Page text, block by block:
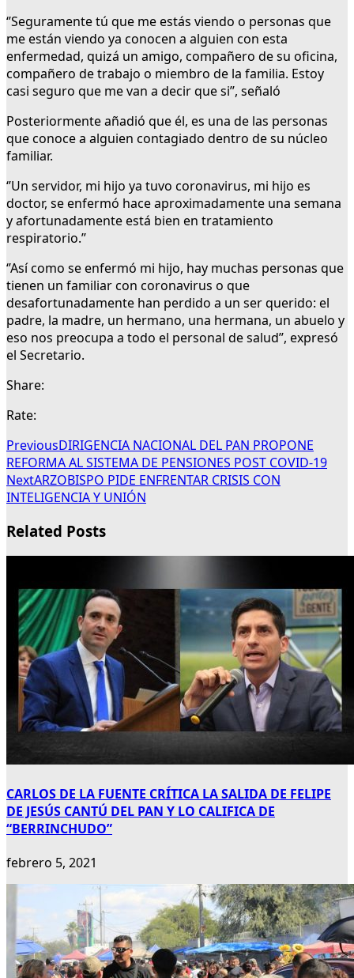
‘’Seguramente tú que me estás viendo o personas que
me están viendo ya conocen a alguien con esta
enfermedad, quizá un amigo, compañero de su oficina,
compañero de trabajo o miembro de la familia. Estoy
casi seguro que me van a decir que si’’, señaló
Posteriormente añadió que él, es una de las personas
que conoce a alguien contagiado dentro de su núcleo
familiar.
‘’Un servidor, mi hijo ya tuvo coronavirus, mi hijo es
doctor, se enfermó hace aproximadamente una semana
y afortunadamente está bien en tratamiento
respiratorio.’’
‘’Así como se enfermó mi hijo, hay muchas personas que
tienen un familiar con coronavirus o que
desafortunadamente han perdido a un ser querido: el
padre, la madre, un hermano, una hermana, un abuelo y
eso nos preocupa a todo el personal de salud’’, expresó
el Secretario.
Share:
Rate:
PreviousDIRIGENCIA NACIONAL DEL PAN PROPONE
REFORMA AL SISTEMA DE PENSIONES POST COVID-19
NextARZOBISPO PIDE ENFRENTAR CRISIS CON
INTELIGENCIA Y UNIÓN
Related Posts
CARLOS DE LA FUENTE CRÍTICA LA SALIDA DE FELIPE
DE JESÚS CANTÚ DEL PAN Y LO CALIFICA DE
“BERRINCHUDO”
febrero 5, 2021